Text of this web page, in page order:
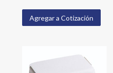
Agregar a Cotización